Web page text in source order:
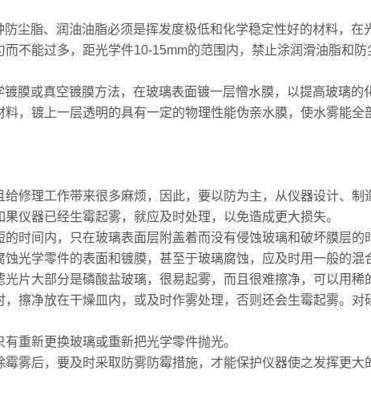
尘脂、润油油脂必须是挥发度极低和化学稳定性好的材料，
不能过多，距光学件10-15mm的范围内，禁止涂润滑油脂和防
膜或真空镀膜方法，在玻璃表面镀一层憎水膜，以提高玻璃
，镀上一层透明的具有一定的物理性能伪亲水膜，使水雾能
修理工作带来很多麻烦，因此，要以防为主，从仪器设计、
仪器已经生霉起雾，就应及时处理，以免造成更大损失。
时间内，只在玻璃表面层附盖着而没有侵蚀玻璃和破坏膜层的
光学零件的表面和镀膜，甚至于玻璃腐蚀，应及时用一般的
片大部分是磷酸盐玻璃，很易起雾，而且很难擦净，可以用
擦净放在干燥皿内，或及时作雾处理，否则还会生霉起雾。
重新更换玻璃或重新把光学零件抛光。
雾后，要及时采取防雾防霉措施，才能保护仪器使之发挥更大